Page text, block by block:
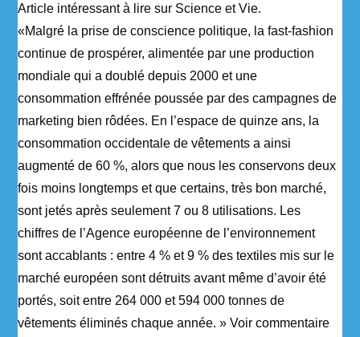
Article intéressant à lire sur Science et Vie.
«Malgré la prise de conscience politique, la fast-fashion
continue de prospérer, alimentée par une production
mondiale qui a doublé depuis 2000 et une
consommation effrénée poussée par des campagnes de
marketing bien rôdées. En l’espace de quinze ans, la
consommation occidentale de vêtements a ainsi
augmenté de 60 %, alors que nous les conservons deux
fois moins longtemps et que certains, très bon marché,
sont jetés après seulement 7 ou 8 utilisations. Les
chiffres de l’Agence européenne de l’environnement
sont accablants : entre 4 % et 9 % des textiles mis sur le
marché européen sont détruits avant même d’avoir été
portés, soit entre 264 000 et 594 000 tonnes de
vêtements éliminés chaque année. » Voir commentaire